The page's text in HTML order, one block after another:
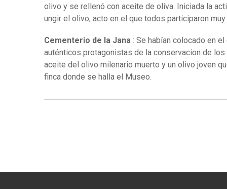
olivo y se rellenó con aceite de oliva. Iniciada la
ungir el olivo, acto en el que todos participaron
Cementerio de la Jana : Se habían colocado en
auténticos protagonistas de la conservacion de
aceite del olivo milenario muerto y un olivo joven
finca donde se halla el Museo.